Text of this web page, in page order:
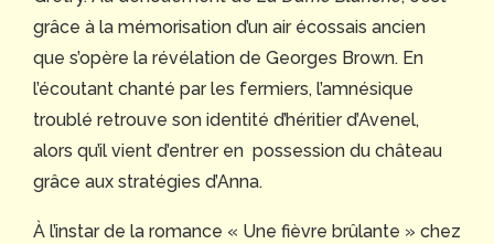
grâce à la mémorisation d’un air écossais ancien
que s’opère la révélation de Georges Brown. En
l’écoutant chanté par les fermiers, l’amnésique
troublé retrouve son identité d’héritier d’Avenel,
alors qu’il vient d’entrer en possession du château
grâce aux stratégies d’Anna.
À l’instar de la romance « Une fièvre brûlante » chez